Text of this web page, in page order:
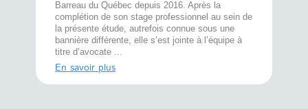
Barreau du Québec depuis 2016. Après la
complétion de son stage professionnel au sein de
la présente étude, autrefois connue sous une
bannière différente, elle s’est jointe à l’équipe à
titre d’avocate ...
En savoir plus